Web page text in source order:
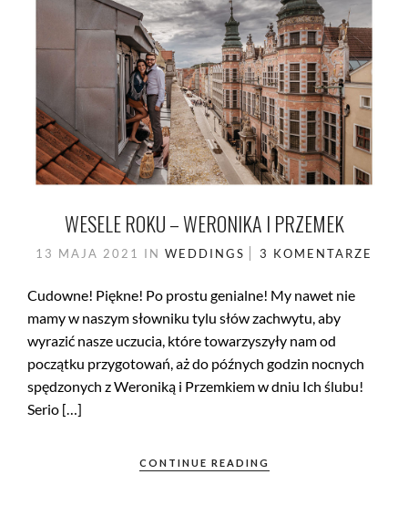
WESELE ROKU – WERONIKA I PRZEMEK
13 MAJA 2021 IN WEDDINGS 3 KOMENTARZE
Cudowne! Piękne! Po prostu genialne! My nawet nie
mamy w naszym słowniku tylu słów zachwytu, aby
wyrazić nasze uczucia, które towarzyszyły nam od
początku przygotowań, aż do późnych godzin nocnych
spędzonych z Weroniką i Przemkiem w dniu Ich ślubu!
Serio […]
CONTINUE READING